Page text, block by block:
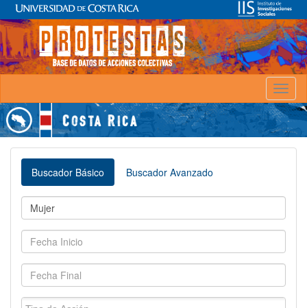
Buscador Básico Buscador Avanzado